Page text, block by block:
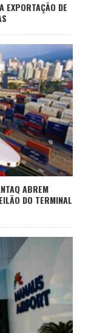
EXPORTAÇÃO DE
ABREM
DO TERMINAL